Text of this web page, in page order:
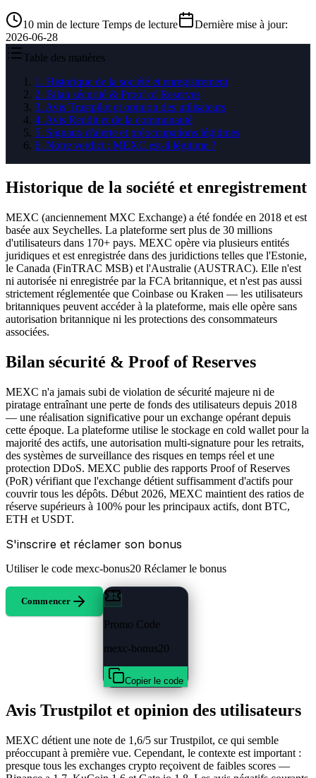
10 min de lecture Temps de lecture Dernière mise à jour:
2026-06-28
Table des matières
1 . Historique de la société et enregistrement
2. Bilan sécurité & Proof of Reserves
3. Avis Trustpilot et opinion des utilisateurs
4. Avis Reddit et de la communauté
5. Signaux d'alerte et préoccupations légitimes
6. Notre verdict : MEXC est-il légitime ?
Historique de la société et enregistrement
MEXC (anciennement MXC Exchange) a été fondée en 2018 et est
basée aux Seychelles. La plateforme sert plus de 30 millions
d'utilisateurs dans 170+ pays. MEXC opère via plusieurs entités
juridiques et est enregistrée dans des juridictions telles que l'Estonie,
le Canada (FinTRAC MSB) et l'Australie (AUSTRAC). Elle n'est
ni autorisée ni enregistrée par la FCA britannique, et n'est pas aussi
strictement réglementée que Coinbase ou Kraken — les utilisateurs
britanniques peuvent accéder à la plateforme, mais elle opère sans
autorisation britannique ni les protections des consommateurs
associées.
Bilan sécurité & Proof of Reserves
MEXC n'a jamais subi de violation de sécurité majeure ni de
piratage entraînant une perte de fonds des utilisateurs depuis 2018
— une réalisation significative pour un exchange opérant depuis
cette époque. La plateforme utilise le stockage en cold wallet pour la
majorité des actifs, une autorisation multi-signature pour les retraits,
des systèmes de surveillance des risques en temps réel et une
protection DDoS. MEXC publie des rapports Proof of Reserves
(PoR) vérifiant que l'exchange détient suffisamment d'actifs pour
couvrir tous les dépôts. Début 2026, MEXC maintient des ratios de
réserve supérieurs à 100% pour les principaux actifs, dont BTC,
ETH et USDT.
S'inscrire et réclamer son bonus
Utiliser le code mexc-bonus20 Réclamer le bonus
Commencer
Promo Code
mexc-bonus20
Copier le code
Avis Trustpilot et opinion des utilisateurs
MEXC détient une note de 1,6/5 sur Trustpilot, ce qui semble
préoccupant à première vue. Cependant, le contexte est important :
presque tous les exchanges crypto reçoivent de faibles scores —